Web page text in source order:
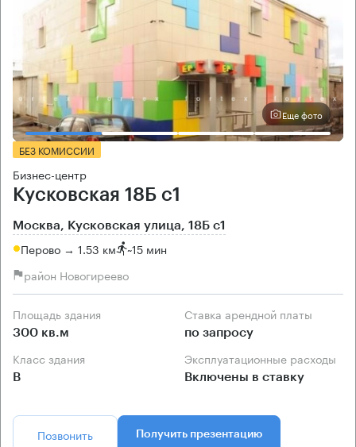
Еще фото
БЕЗ КОМИССИИ
Бизнес-центр
Кусковская 18Б с1
Москва, Кусковская улица, 18Б с1
Перово → 1.53 км ~15 мин
район Новогиреево
Площадь здания
300 кв.м
Ставка арендной платы
по запросу
Класс здания
B
Эксплуатационные расходы
Включены в ставку
Позвонить Получить презентацию